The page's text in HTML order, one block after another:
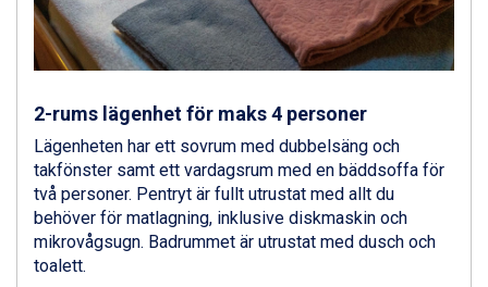
Alleghe från 8.545 kr.
Bad Gastein från 6.295 kr.
Arabba från 11.045 kr.
Cervinia från 8.245 kr.
Bad Hofgastein från 8.595 kr.
Passo Tonale från 5.895 kr.
Sölden från 12.995 kr.
Saalbach från 9.445 kr.
Champoluc från 5.945 kr.
Sestriere från 6.945 kr.
Wagrain från 7.095 kr.
2-rums lägenhet för maks 4 personer
Lägenheten har ett sovrum med dubbelsäng och
takfönster samt ett vardagsrum med en bäddsoffa för
två personer. Pentryt är fullt utrustat med allt du
behöver för matlagning, inklusive diskmaskin och
mikrovågsugn. Badrummet är utrustat med dusch och
toalett.